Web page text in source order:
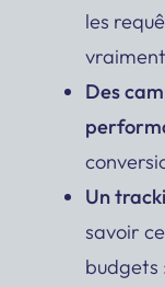
les
vraiment
Des
Un
savoir
budgets